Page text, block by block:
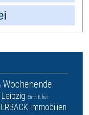
Wochenende
Eintritt frei
Immobilien